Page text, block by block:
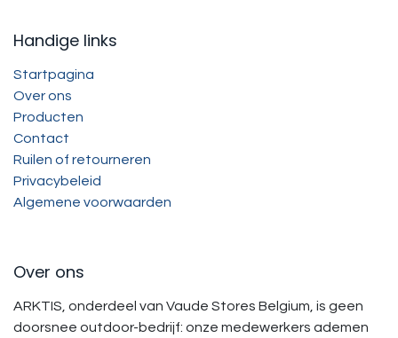
Handige links
Startpagina
Over ons
Producten
Contact
Ruilen of retourneren
Privacybeleid
Algemene voorwaarden
Over ons
ARKTIS, onderdeel van Vaude Stores Belgium, is geen
doorsnee outdoor-bedrijf: onze medewerkers ademen